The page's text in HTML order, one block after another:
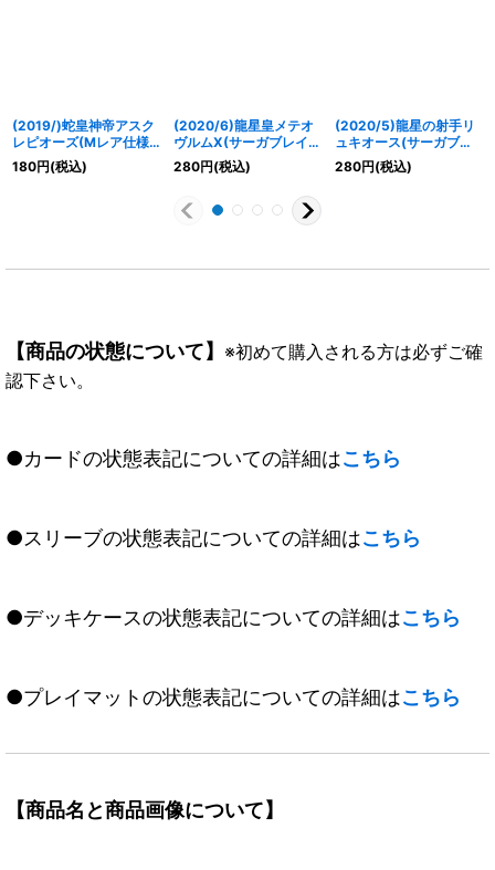
(2019/)蛇皇神帝アスク
レピオーズ(Mレア仕様/
光導デッキCB収録)
【X】{BS13-X02}
180円(税込)
(2020/6)龍星皇メテオ
ヴルムX(サーガブレイヴ
ロゴ/PB06収録)【M】
{BS50-010}《赤》
280円(税込)
(2020/5)龍星の射手リ
ュキオース(サーガブレ
イヴロゴ/PB06収録)
【X】{BS45-X01}
280円(税込)
【商品の状態について】 ※初めて購入される方は必ずご確
認下さい。
●カードの状態表記についての詳細はこちら
●スリーブの状態表記についての詳細はこちら
●デッキケースの状態表記についての詳細はこちら
●プレイマットの状態表記についての詳細はこちら
【商品名と商品画像について】